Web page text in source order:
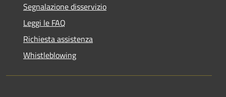
Segnalazione disservizio
Leggi le FAQ
Richiesta assistenza
Whistleblowing